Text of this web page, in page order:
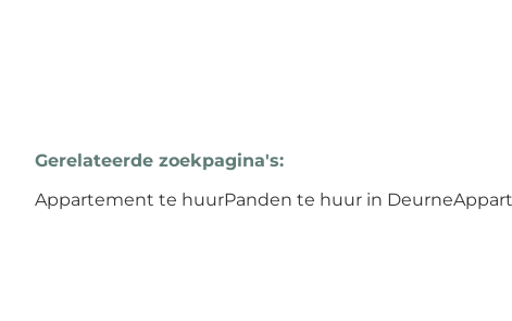
Gerelateerde zoekpagina's:
Appartement te huurPanden te huur in Deurne